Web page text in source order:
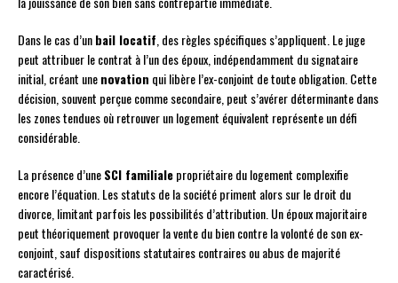
Dans le cas d’unbail locatif , des règles spécifiques s’appliquent. Le juge
peut attribuer le contrat à l’un des époux, indépendamment du signataire
initial, créant unenovation qui libère l’ex-conjoint de toute obligation. Cette
décision, souvent perçue comme secondaire, peut s’avérer déterminante dans
les zones tendues où retrouver un logement équivalent représente un défi
considérable.
La présence d’uneSCI familialepropriétaire du logement complexifie
encore l’équation. Les statuts de la société priment alors sur le droit du
divorce, limitant parfois les possibilités d’attribution. Un époux majoritaire
peut théoriquement provoquer la vente du bien contre la volonté de son ex-
conjoint, sauf dispositions statutaires contraires ou abus de majorité
caractérisé.